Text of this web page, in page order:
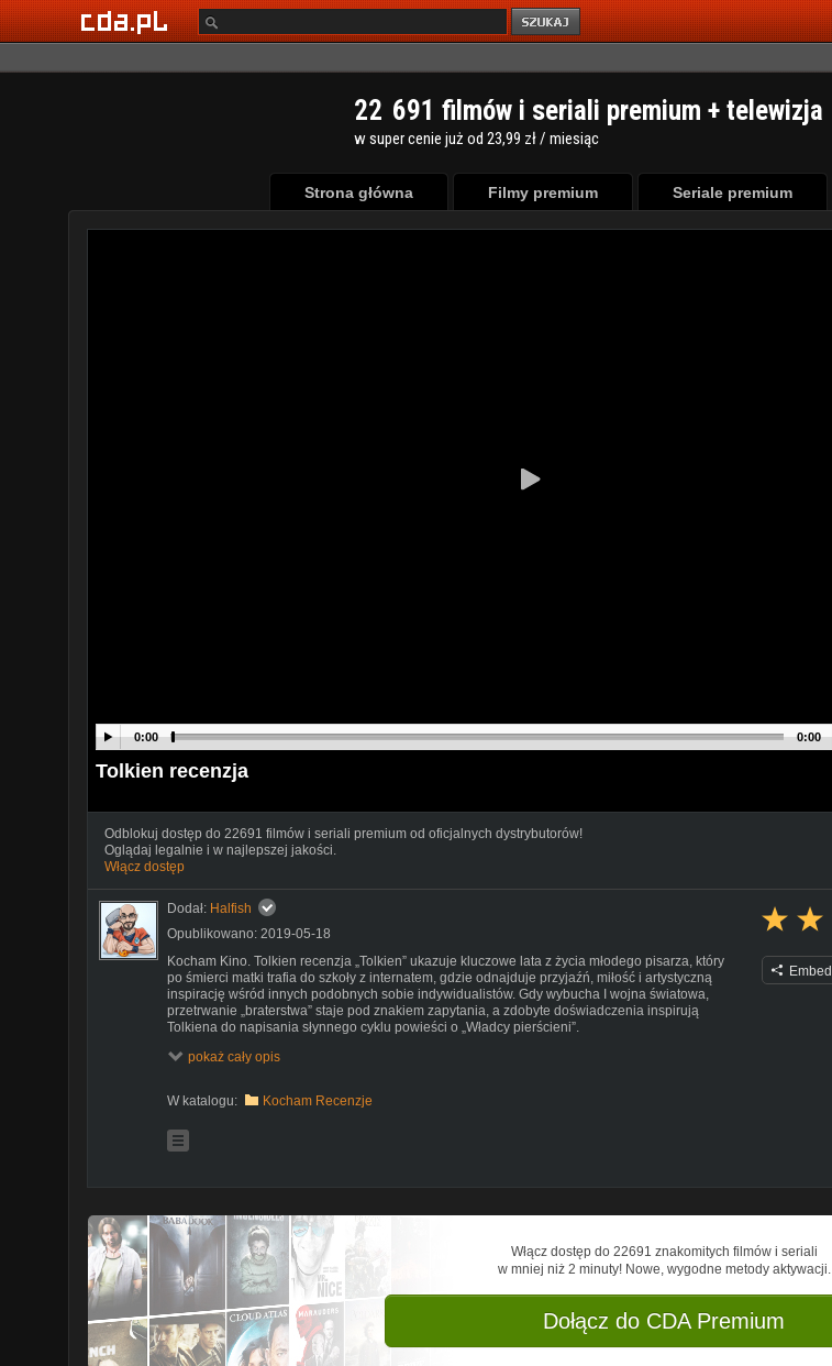
22 691 filmów i seriali premium + telewizja
w super cenie już od 23,99 zł / miesiąc
Strona główna Filmy premium Seriale premium
0:00 0:00
Tolkien recenzja
Odblokuj dostęp do 22691 filmów i seriali premium od oficjalnych dystrybutorów!
Oglądaj legalnie i w najlepszej jakości.
Włącz dostęp
Dodał: Halfish
Opublikowano: 2019-05-18
Kocham Kino. Tolkien recenzja „Tolkien” ukazuje kluczowe lata z życia młodego pisarza, który
po śmierci matki trafia do szkoły z internatem, gdzie odnajduje przyjaźń, miłość i artystyczną
inspirację wśród innych podobnych sobie indywidualistów. Gdy wybucha I wojna światowa,
przetrwanie „braterstwa” staje pod znakiem zapytania, a zdobyte doświadczenia inspirują
Tolkiena do napisania słynnego cyklu powieści o „Władcy pierścieni”.
kod 'games' da ci kolejne 10% zniżki (ponad $99)
→https://www.instagram.com/halfiish/
→
→ https://www.cda.pl/Halfish
Przetłumacz moje filmy
http://www.youtube.com/timedtext_cs_panel?c=UCUpLH2rKp-GK9MWWLvc9RxQ&tab=2
↑ ↑ ↑ ↑ ↑ ↑ ↑ ↑ ↑ ↑ ↑ ↑
#tolkien #wladcapierscieni #hobbit #jrrtolkien #kino #cinema #halfish #movie #cowkinie
#multikino #nowosciwkinie #netflix #nowoscinetflix #filmynetflix #netflixpolska #cda #calefilmy
pokaż cały opis
W katalogu: Kocham Recenzje
Embed
Włącz dostęp do 22691 znakomitych filmów i seriali
w mniej niż 2 minuty! Nowe, wygodne metody aktywacji.
Dołącz do CDA Premium